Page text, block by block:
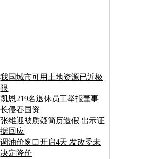
我国城市可用土地资源已近极
限
凯恩219名退休员工举报董事
长侵吞国资
张维迎被质疑简历造假 出示证
据回应
调油价窗口开启4天 发改委未
决定降价